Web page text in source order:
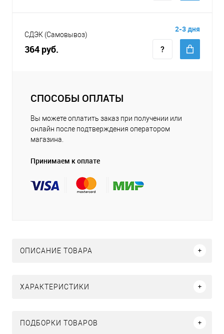
СДЭК (Самовывоз)
364 руб.
2-3 дня
СПОСОБЫ ОПЛАТЫ
Вы можете оплатить заказ при получении или
онлайн после подтверждения оператором
магазина.
Принимаем к оплате
ОПИСАНИЕ ТОВАРА
ХАРАКТЕРИСТИКИ
ПОДБОРКИ ТОВАРОВ